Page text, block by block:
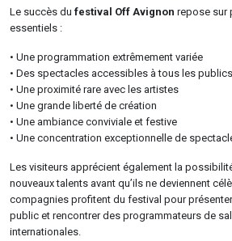
Le succès du festival Off Avignon repose sur
essentiels :
• Une programmation extrêmement variée
• Des spectacles accessibles à tous les publics
• Une proximité rare avec les artistes
• Une grande liberté de création
• Une ambiance conviviale et festive
• Une concentration exceptionnelle de
Les visiteurs apprécient également la
nouveaux talents avant qu’ils ne deviennent
compagnies profitent du festival pour
public et rencontrer des programmateurs de
internationales.